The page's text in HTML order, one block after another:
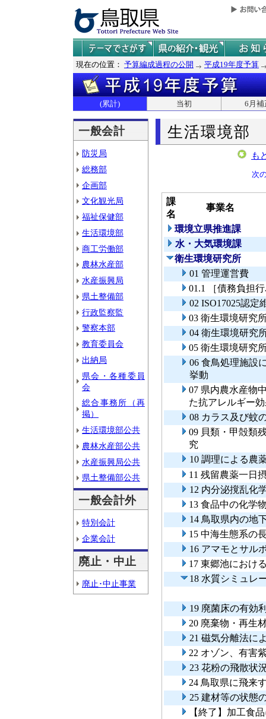
現在の位置： 予算編成過程の公開 平成19年度予算
(累計) 当初 6月補
一般会計
防災局
総務部
企画部
文化観光局
福祉保健部
生活環境部
商工労働部
農林水産部
水産振興局
県土整備部
行政監察監
警察本部
教育委員会
出納局
県会・各種委員
会
総合事務所（再
掲）
生活環境部公共
農林水産部公共
水産振興局公共
県土整備部公共
一般会計外
特別会計
企業会計
廃止・中止
廃止･中止事業
生活環境部
も
次
課
名
事業名
環境立県推進課
水・大気環境課
衛生環境研究所
01 管理運営費
01.1 ［債務負担
02 ISO17025認定
03 衛生環境研究
04 衛生環境研究
05 衛生環境研究
06 食鳥処理施設
挙動
07 県内農水産物
た抗アレルギー
08 カラス及び蚊
09 貝類・甲殻類
究
10 調理による農
11 残留農薬一日
12 内分泌撹乱化
13 食品中の化学
14 鳥取県内の地
15 中海生態系の
16 アマモとサル
17 東郷池におけ
18 水質シミュレ
19 廃菌床の有効
20 廃棄物・再生
21 磁気分離法に
22 オゾン、有害
23 花粉の飛散状
24 鳥取県に飛来
25 建材等の状態
【終了】加工食